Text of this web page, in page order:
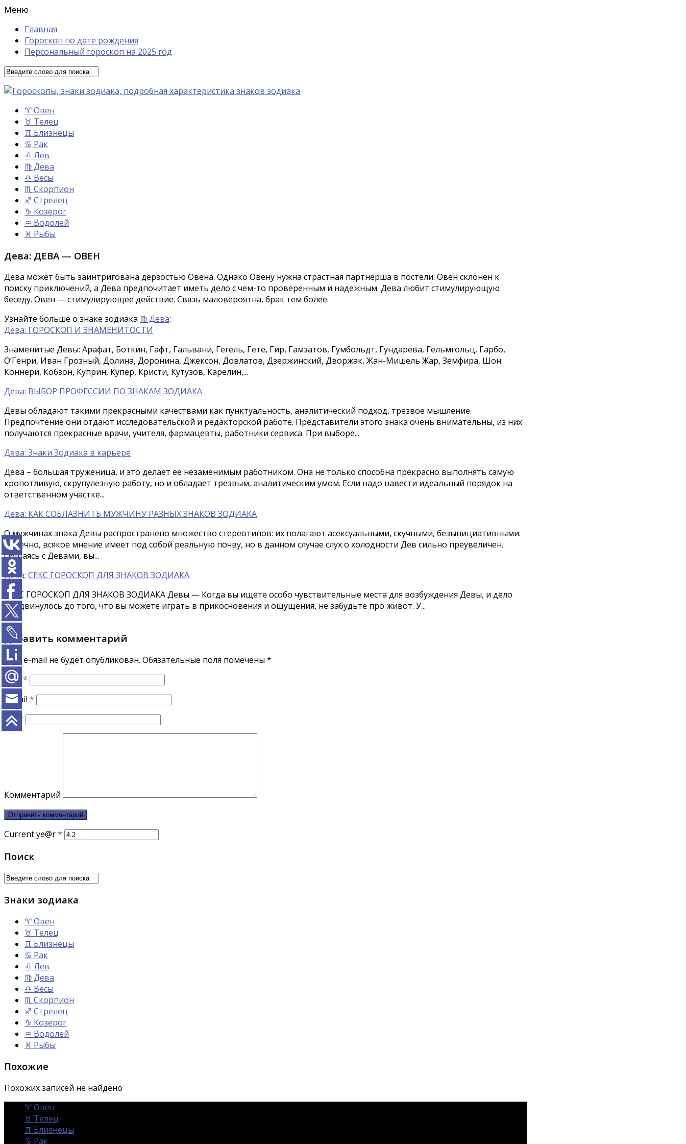
Меню
Главная
Гороскоп по дате рождения
Персональный гороскоп на 2025 год
♈ Овен
♉ Телец
♊ Близнецы
♋ Рак
♌ Лев
♍ Дева
♎ Весы
♏ Скорпион
♐ Стрелец
♑ Козерог
♒ Водолей
♓ Рыбы
Дева: ДЕВА — ОВЕН
Дева может быть заинтригована дерзостью Овена. Однако Овену нужна страстная партнерша в постели. Овен склонен к
поиску приключений, а Дева предпочитает иметь дело с чем-то проверенным и надежным. Дева любит стимулирующую
беседу. Овен — стимулирующее действие. Связь маловероятна, брак тем более.
Узнайте больше о знаке зодиака ♍ Дева:
Дева: ГОРОСКОП И ЗНАМЕНИТОСТИ
Знаменитые Девы: Арафат, Боткин, Гафт, Гальвани, Гегель, Гете, Гир, Гамзатов, Гумбольдт, Гундарева, Гельмгольц, Гарбо,
О’Генри, Иван Грозный, Долина, Доронина, Джексон, Довлатов, Дзержинский, Дворжак, Жан-Мишель Жар, Земфира, Шон
Коннери, Кобзон, Куприн, Купер, Кристи, Кутузов, Карелин,...
Дева: ВЫБОР ПРОФЕССИИ ПО ЗНАКАМ ЗОДИАКА
Девы обладают такими прекрасными качествами как пунктуальность, аналитический подход, трезвое мышление.
Предпочтение они отдают исследовательской и редакторской работе. Представители этого знака очень внимательны, из них
получаются прекрасные врачи, учителя, фармацевты, работники сервиса. При выборе...
Дева: Знаки Зодиака в карьере
Дева – большая труженица, и это делает ее незаменимым работником. Она не только способна прекрасно выполнять самую
кропотливую, скрупулезную работу, но и обладает трезвым, аналитическим умом. Если надо навести идеальный порядок на
ответственном участке...
Дева: КАК СОБЛАЗНИТЬ МУЖЧИНУ РАЗНЫХ ЗНАКОВ ЗОДИАКА
О мужчинах знака Девы распространено множество стереотипов: их полагают асексуальными, скучными, безынициативными.
Конечно, всякое мнение имеет под собой реальную почву, но в данном случае слух о холодности Дев сильно преувеличен.
Общаясь с Девами, вы...
Дева: СЕКС ГОРОСКОП ДЛЯ ЗНАКОВ ЗОДИАКА
СЕКС ГОРОСКОП ДЛЯ ЗНАКОВ ЗОДИАКА Девы — Когда вы ищете особо чувствительные места для возбуждения Девы, и дело
продвинулось до того, что вы можете играть в прикосновения и ощущения, не забудьте про живот. У...
Добавить комментарий
Ваш e-mail не будет опубликован. Обязательные поля помечены *
Имя *
E-mail *
Сайт
Комментарий
Current ye@r*
Поиск
Знаки зодиака
♈ Овен
♉ Телец
♊ Близнецы
♋ Рак
♌ Лев
♍ Дева
♎ Весы
♏ Скорпион
♐ Стрелец
♑ Козерог
♒ Водолей
♓ Рыбы
Похожие
Похожих записей не найдено
♈ Овен
♉ Телец
♊ Близнецы
♋ Рак